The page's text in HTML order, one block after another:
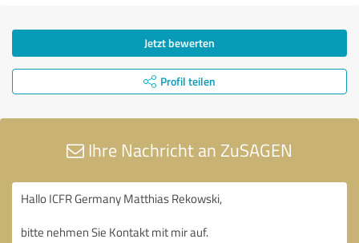
Jetzt bewerten
Profil teilen
Ihre Nachricht an ZuSAGEN